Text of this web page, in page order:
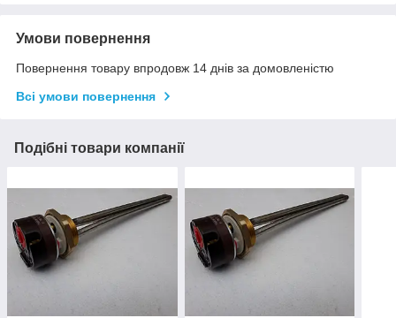
Умови повернення
Повернення товару впродовж 14 днів за домовленістю
Всі умови повернення
Подібні товари компанії